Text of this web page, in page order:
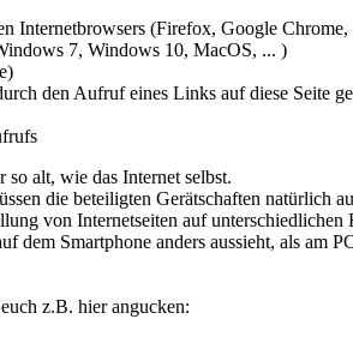
Internetbrowsers (Firefox, Google Chrome,
7, Windows 10, MacOS, ... )
den Aufruf eines Links auf diese Seite
alt, wie das Internet selbst.
die beteiligten Gerätschaften natürlich
von Internetseiten auf unterschiedlichen
dem Smartphone anders aussieht, als
z.B. hier angucken: